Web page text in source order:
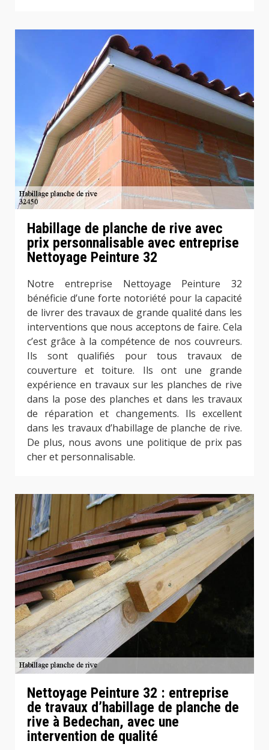
Habillage de planche de rive avec
prix personnalisable avec entreprise
Nettoyage Peinture 32
Notre entreprise Nettoyage Peinture 32
bénéficie d’une forte notoriété pour la capacité
de livrer des travaux de grande qualité dans les
interventions que nous acceptons de faire. Cela
c’est grâce à la compétence de nos couvreurs.
Ils sont qualifiés pour tous travaux de
couverture et toiture. Ils ont une grande
expérience en travaux sur les planches de rive
dans la pose des planches et dans les travaux
de réparation et changements. Ils excellent
dans les travaux d’habillage de planche de rive.
De plus, nous avons une politique de prix pas
cher et personnalisable.
Nettoyage Peinture 32 : entreprise
de travaux d’habillage de planche de
rive à Bedechan, avec une
intervention de qualité